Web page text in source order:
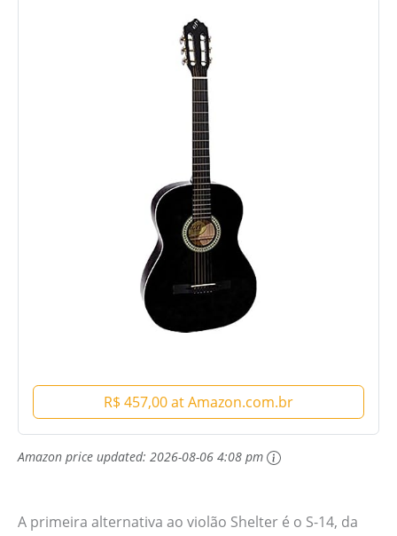
R$ 457,00 at Amazon.com.br
Amazon price updated: 2026-08-06 4:08 pm
A primeira alternativa ao violão Shelter é o S-14, da